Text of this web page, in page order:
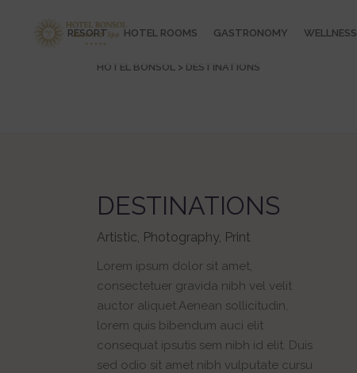
RESORT HOTEL ROOMS GASTRONOMY WELLNESS
HOTEL BONSOL > DESTINATIONS
DESTINATIONS
Artistic, Photography, Print
Lorem ipsum dolor sit amet,
consectetuer gravida nibh vel velit
auctor aliquet.Aenean sollicitudin,
lorem quis bibendum auci elit
consequat ipsutis sem nibh id elit. Duis
sed odio sit amet nibh vulputate cursu